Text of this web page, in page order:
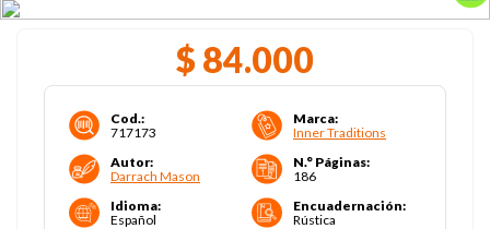
$ 84.000
Cod.:
717173
Marca:
Inner Traditions
Autor:
Darrach Mason
N.° Páginas:
186
Idioma:
Español
Encuadernación:
Rústica